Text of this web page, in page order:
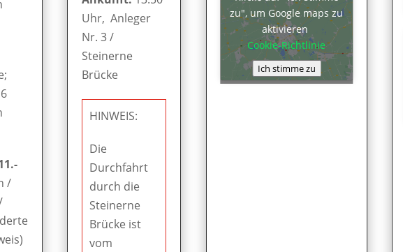
/
Uhr, Anleger
Nr. 3 /
Steinerne
Brücke
HINWEIS:
Die
Durchfahrt
durch die
Steinerne
Brücke ist
vom
zu", um Google maps zu
aktivieren
Cookie-Richtlinie
Ich stimme zu